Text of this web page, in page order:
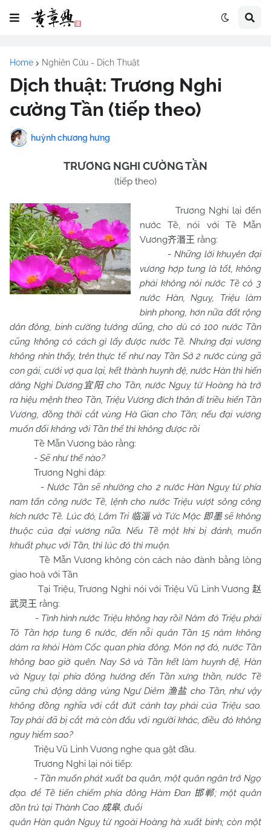
Home Nghiên Cứu - Dịch Thuật
Dịch thuật: Trương Nghi
cường Tần (tiếp theo)
huỳnh chương hưng
TRƯƠNG NGHI CƯỜNG TẦN
(tiếp theo)
Trương Nghi lại đến
nước Tề, nói với Tề Mẫn
Vương齐湣王 rằng:
-Những lời khuyên đại
vương hợp tung là tốt, không
phải không nói nước Tề có 3
nước Hàn, Nguỵ, Triệu làm
bình phong, hơn nữa đất rộng
dân đông, binh cường tướng dũng, cho dù có 100 nước Tần
cũng không có cách gì lấy được nước Tề. Nhưng đại vương
không nhìn thấy, trên thực tế như nay Tần Sở 2 nước cùng gã
con gái, cưới vợ qua lại, kết thành huynh đệ, nước Hàn thì hiến
dâng Nghi Dương 宜阳cho Tần, nước Nguỵ từ Hoàng hà trở
ra hiệu mệnh theo Tần, Triệu Vương đích thân đi triều kiến Tần
Vương, đồng thời cắt vùng Hà Gian cho Tần; nếu đại vương
muốn đối kháng với Tần thế thì không được rồi
Tề Mẫn Vương bảo rằng:
- Sẽ như thế nào?
Trương Nghi đáp:
-Nước Tần sẽ nhường cho 2 nước Hàn Nguỵ từ phía
nam tấn công nước Tề, lệnh cho nước Triệu vượt sông công
kích nước Tề. Lúc đó, Lâm Tri 临淄và Tức Mặc 即墨sẽ không
thuộc của đại vương nữa. Nếu Tề một khi bị đánh, muốn
khuất phục với Tần, thì lúc đó thì muộn.
Tề Mẫn Vương không còn cách nào đành bằng lòng
giao hoà với Tần
Tại Triệu, Trương Nghi nói với Triệu Vũ Linh Vương 赵
武灵王 rằng:
- Tình hình nước Triệu không hay rồi! Năm đó Triệu phái
Tô Tần hợp tung 6 nước, đến nỗi quân Tần 15 năm không
dám ra khỏi Hàm Cốc quan phía đông. Món nợ đó, nước Tần
không bao giờ quên. Nay Sở và Tần kết làm huynh đệ, Hàn
và Nguỵ tại phía đông hướng đến Tần xưng thần, nước Tề
cũng chủ động dâng vùng Ngư Diêm 渔盐 cho Tần, như vậy
không đồng nghĩa với cắt đứt cánh tay phải của Triệu sao.
Tay phải đã bị cắt mà còn đấu với người khác, điều đó không
nguy hiểm sao?
Triệu Vũ Linh Vương nghe qua gật đầu.
Trương Nghi lại nói tiếp:
- Tần muốn phát xuất ba quân, một quân ngăn trở Ngọ
đạo. để Tề tiến chiếm phía đông Hàm Đan 邯郸; một quân
đồn trú tại Thành Cao 成皋, đuổi
quân Hàn quân Nguỵ từ ngoài Hoàng hà xuất binh; còn một